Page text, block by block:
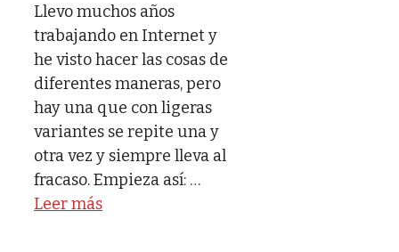
Llevo muchos años
trabajando en Internet y
he visto hacer las cosas de
diferentes maneras, pero
hay una que con ligeras
variantes se repite una y
otra vez y siempre lleva al
fracaso. Empieza así: …
Leer más